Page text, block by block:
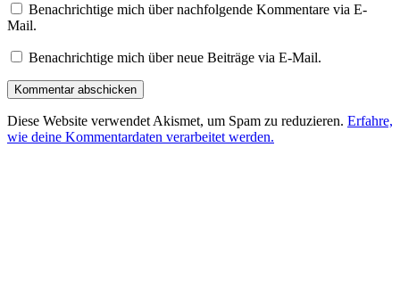
Benachrichtige mich über nachfolgende Kommentare via E-
Mail.
Benachrichtige mich über neue Beiträge via E-Mail.
Diese Website verwendet Akismet, um Spam zu reduzieren. Erfahre,
wie deine Kommentardaten verarbeitet werden.